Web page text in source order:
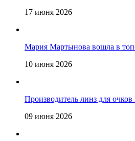
17 июня 2026
Мария Мартынова вошла в
10 июня 2026
Производитель линз для
09 июня 2026